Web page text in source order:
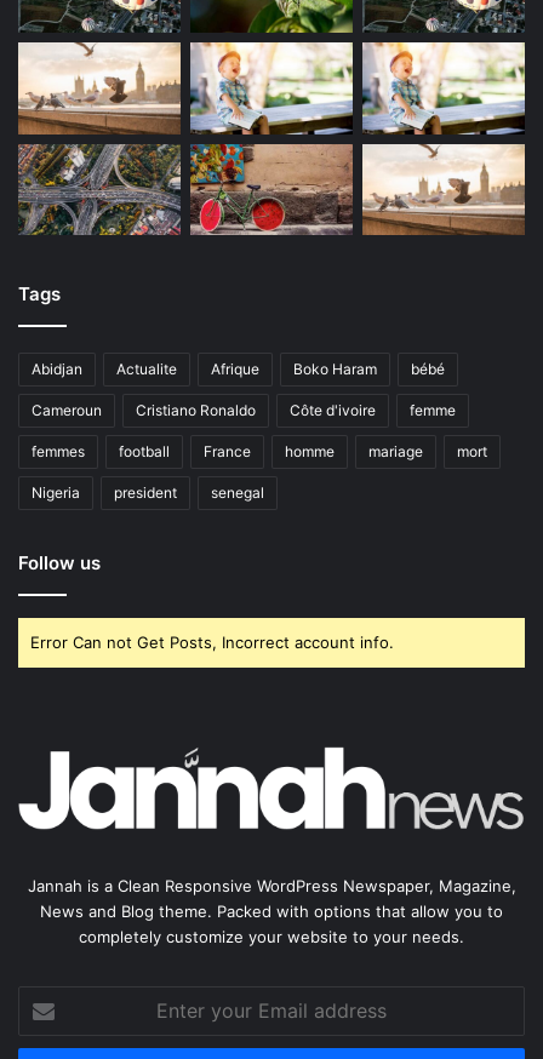
Tags
Abidjan Actualite Afrique Boko Haram bébé
Cameroun Cristiano Ronaldo Côte d'ivoire femme
femmes football France homme mariage mort
Nigeria president senegal
Follow us
Error Can not Get Posts, Incorrect account info.
Jannah is a Clean Responsive WordPress Newspaper, Magazine,
News and Blog theme. Packed with options that allow you to
completely customize your website to your needs.
your
Email